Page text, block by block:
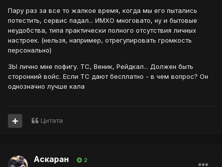
Пару раз за все то жалкое время, когда мы его пытались
потестить, сервис падал... ИМХО многовато, ну и бытовые
неудобства, типа практически полного отсутствия личных
настроек. (нельзя, например, отрегулировать громкость
персонально)
ЗЫ лично мне пофигу. ТС, Веник, Рейдкал... Должен быть
сторонний войс. Если ТС дают бесплатно - в чем вопрос? Он
однозначно лучше кала
Цитата
Аскаран 2